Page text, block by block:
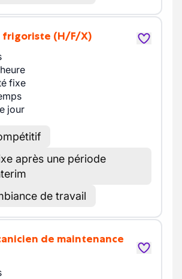
frigoriste (H/F/X)
heure
fixe
jour
après une période
de travail
de maintenance